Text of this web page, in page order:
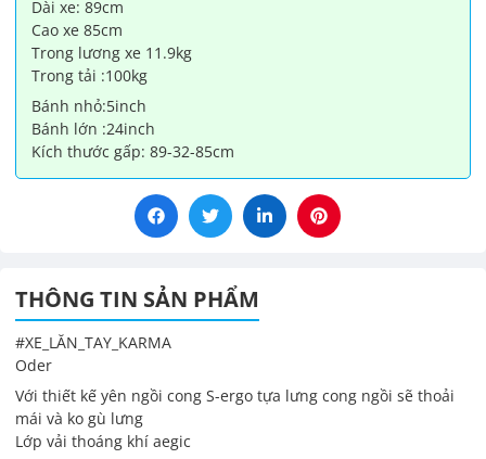
Dài xe: 89cm
Cao xe 85cm
Trong lương xe 11.9kg
Trong tải :100kg
Bánh nhỏ:5inch
Bánh lớn :24inch
Kích thước gấp: 89-32-85cm
THÔNG TIN SẢN PHẨM
#XE_LĂN_TAY_KARMA
Oder
Với thiết kế yên ngồi cong S-ergo tựa lưng cong ngồi sẽ thoải
mái và ko gù lưng
Lớp vải thoáng khí aegic